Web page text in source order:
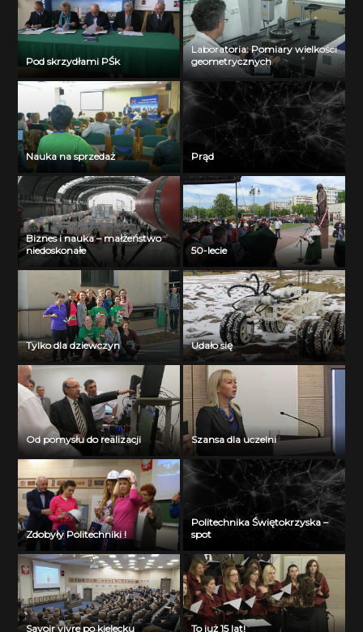
Pod skrzydłami PŚk
Laboratoria: Pomiary wielkości
geometrycznych
Nauka na sprzedaż Prąd
Biznes i nauka – małżeństwo
niedoskonałe
50-lecie
Tylko dla dziewczyn Udało się
Od pomysłu do realizacji Szansa dla uczelni
Zdobyły Politechniki !
Politechnika Świętokrzyska –
spot
Savoir vivre po kielecku To już 15 lat!